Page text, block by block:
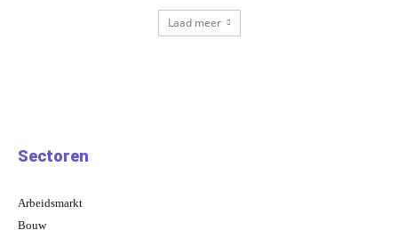
Laad meer
Sectoren
Arbeidsmarkt
Bouw